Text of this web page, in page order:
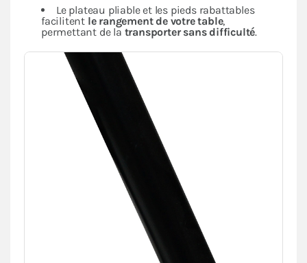
Le plateau pliable et les pieds rabattables
facilitent le rangement de votre table,
permettant de la transporter sans difficulté.